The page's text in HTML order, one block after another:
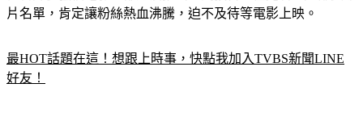
儘管許多強檔電影，都還沒推出正式預告，但光看1年6部英雄
最HOT話題在這！想跟上時事，快點我加入TVBS新聞LINE